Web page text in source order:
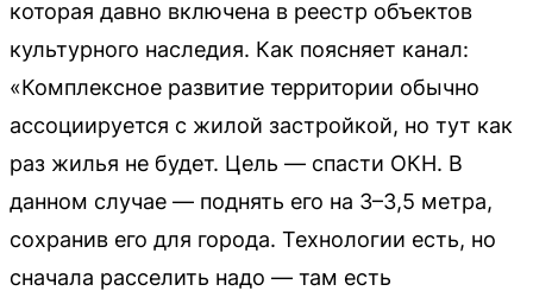
которая давно включена в реестр объектов
культурного наследия. Как поясняет канал:
«Комплексное развитие территории обычно
ассоциируется с жилой застройкой, но тут как
раз жилья не будет. Цель — спасти ОКН. В
данном случае — поднять его на 3–3,5 метра,
сохранив его для города. Технологии есть, но
сначала расселить надо — там есть